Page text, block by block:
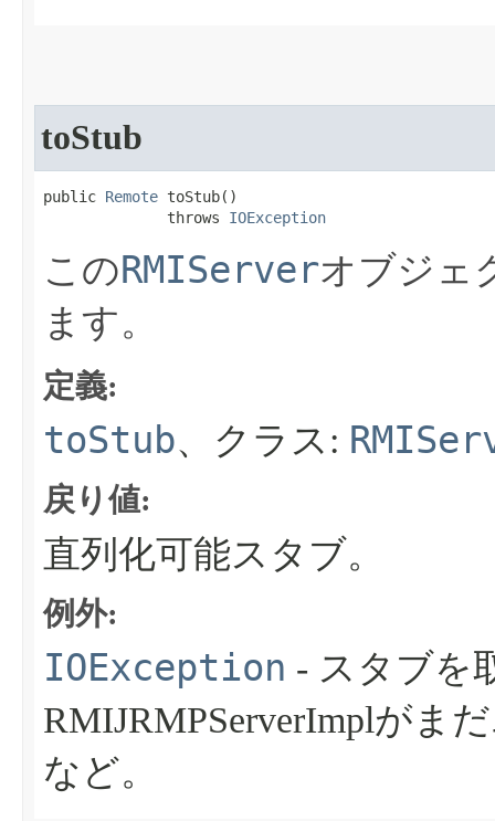
toStub
public Remote toStub​()
              throws
IOException
このRMIServerオブジェ
ます。
定義:
toStub、クラス:
戻り値:
直列化可能スタブ。
例外:
IOException - スタブを
RMIJRMPServerImplがま
など。